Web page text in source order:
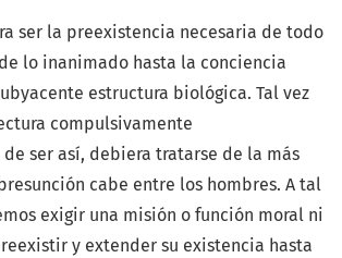
ser la preexistencia necesaria de todo
lo inanimado hasta la conciencia
estructura biológica. Tal vez
compulsivamente
ser así, debiera tratarse de la más
cabe entre los hombres. A tal
exigir una misión o función moral ni
y extender su existencia hasta